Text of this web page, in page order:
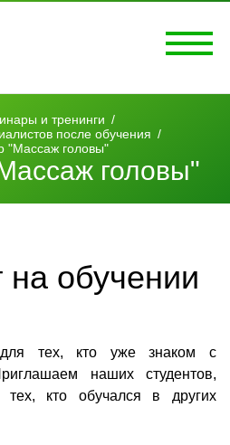
и тренинги /
после обучения /
"Массаж головы"
головы"
на обучении
для тех, кто уже знаком с
наших студентов,
тех, кто обучался в других